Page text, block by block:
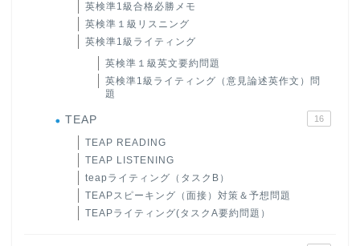
英検準1級合格必勝メモ
英検準１級リスニング
英検準1級ライティング
英検準１級英文要約問題
英検準1級ライティング（意見論述英作文）問
題
TEAP 16
TEAP READING
TEAP LISTENING
teapライティング（タスクB）
TEAPスピーキング（面接）対策＆予想問題
TEAPライティング(タスクA要約問題）